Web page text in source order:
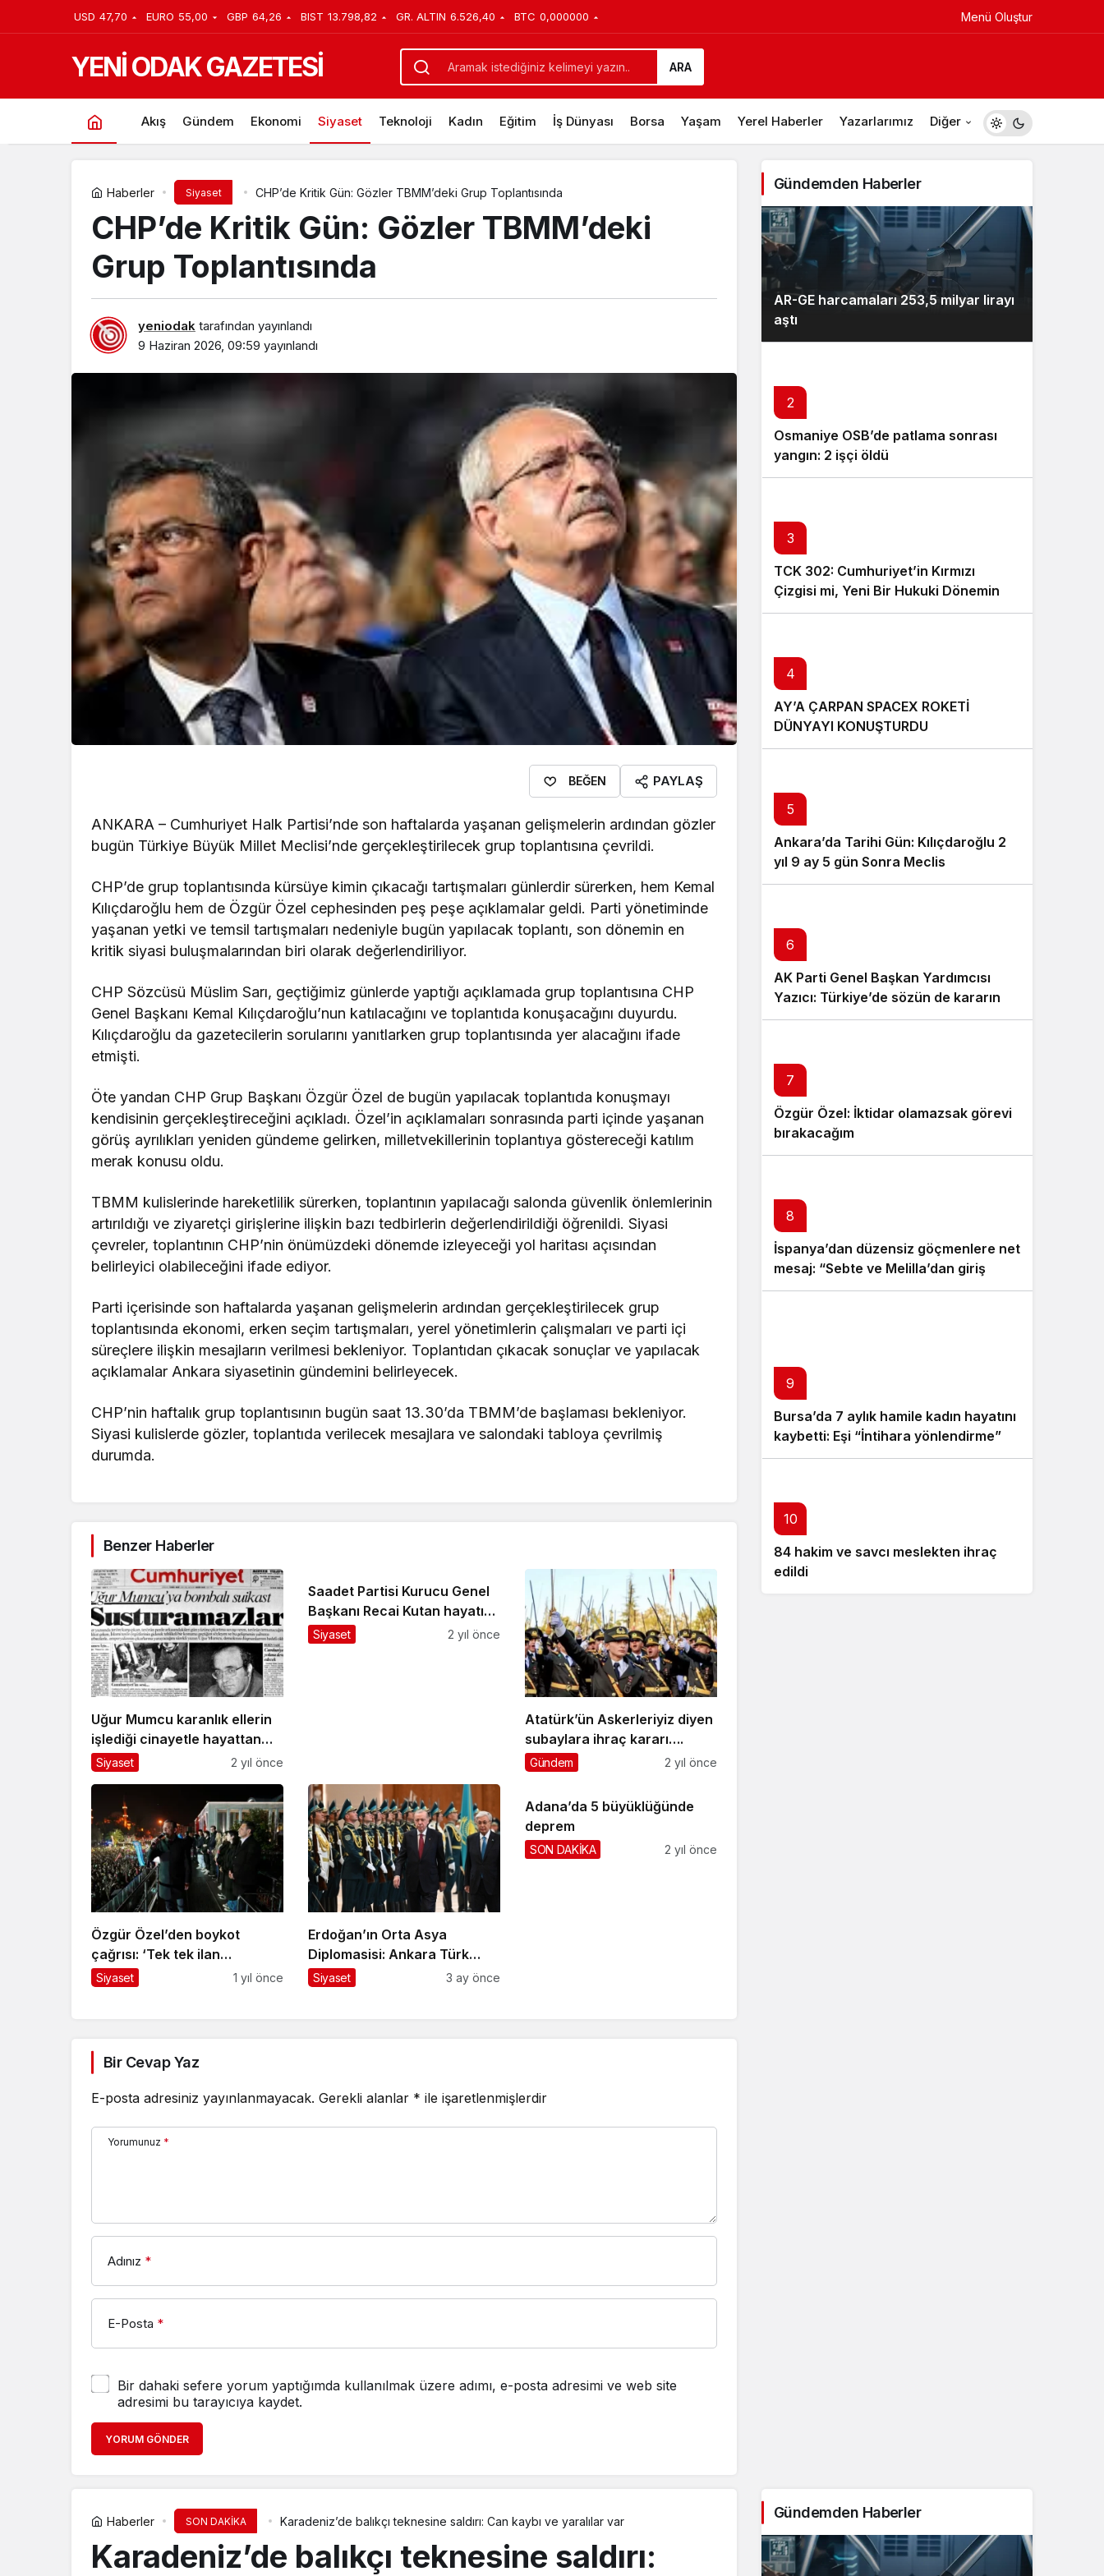
USD 47,70 EURO 55,00 GBP 64,26 BIST 13.798,82 GR. ALTIN 6.526,40 BTC 0,000000 Menü Oluştur
YENİ ODAK GAZETESİ ARA
Akış Gündem Ekonomi Siyaset Teknoloji Kadın Eğitim İş Dünyası Borsa Yaşam Yerel Haberler Yazarlarımız Diğer
Haberler Siyaset CHP’de Kritik Gün: Gözler TBMM’deki Grup Toplantısında
CHP’de Kritik Gün: Gözler TBMM’deki
Grup Toplantısında
yeniodak tarafından yayınlandı
9 Haziran 2026, 09:59 yayınlandı
BEĞEN PAYLAŞ
ANKARA – Cumhuriyet Halk Partisi’nde son haftalarda yaşanan gelişmelerin ardından gözler
bugün Türkiye Büyük Millet Meclisi’nde gerçekleştirilecek grup toplantısına çevrildi.
CHP’de grup toplantısında kürsüye kimin çıkacağı tartışmaları günlerdir sürerken, hem Kemal
Kılıçdaroğlu hem de Özgür Özel cephesinden peş peşe açıklamalar geldi. Parti yönetiminde
yaşanan yetki ve temsil tartışmaları nedeniyle bugün yapılacak toplantı, son dönemin en
kritik siyasi buluşmalarından biri olarak değerlendiriliyor.
CHP Sözcüsü Müslim Sarı, geçtiğimiz günlerde yaptığı açıklamada grup toplantısına CHP
Genel Başkanı Kemal Kılıçdaroğlu’nun katılacağını ve toplantıda konuşacağını duyurdu.
Kılıçdaroğlu da gazetecilerin sorularını yanıtlarken grup toplantısında yer alacağını ifade
etmişti.
Öte yandan CHP Grup Başkanı Özgür Özel de bugün yapılacak toplantıda konuşmayı
kendisinin gerçekleştireceğini açıkladı. Özel’in açıklamaları sonrasında parti içinde yaşanan
görüş ayrılıkları yeniden gündeme gelirken, milletvekillerinin toplantıya göstereceği katılım
merak konusu oldu.
TBMM kulislerinde hareketlilik sürerken, toplantının yapılacağı salonda güvenlik önlemlerinin
artırıldığı ve ziyaretçi girişlerine ilişkin bazı tedbirlerin değerlendirildiği öğrenildi. Siyasi
çevreler, toplantının CHP’nin önümüzdeki dönemde izleyeceği yol haritası açısından
belirleyici olabileceğini ifade ediyor.
Parti içerisinde son haftalarda yaşanan gelişmelerin ardından gerçekleştirilecek grup
toplantısında ekonomi, erken seçim tartışmaları, yerel yönetimlerin çalışmaları ve parti içi
süreçlere ilişkin mesajların verilmesi bekleniyor. Toplantıdan çıkacak sonuçlar ve yapılacak
açıklamalar Ankara siyasetinin gündemini belirleyecek.
CHP’nin haftalık grup toplantısının bugün saat 13.30’da TBMM’de başlaması bekleniyor.
Siyasi kulislerde gözler, toplantıda verilecek mesajlara ve salondaki tabloya çevrilmiş
durumda.
Benzer Haberler
Uğur Mumcu karanlık ellerin
işlediği cinayetle hayattan
koparılmasının yıldönümünde
Siyaset 2 yıl önce
Saadet Partisi Kurucu Genel
Başkanı Recai Kutan hayatını
kaybetti
Siyaset 2 yıl önce
Atatürk’ün Askerleriyiz diyen
subaylara ihraç kararı….
Gündem 2 yıl önce
Özgür Özel’den boykot
çağrısı: ‘Tek tek ilan
edeceğim’
Siyaset 1 yıl önce
Erdoğan’ın Orta Asya
Diplomasisi: Ankara Türk
Dünyasında Yeni Bir Hat
Siyaset 3 ay önce
Adana’da 5 büyüklüğünde
deprem
SON DAKİKA 2 yıl önce
Bir Cevap Yaz
E-posta adresiniz yayınlanmayacak. Gerekli alanlar * ile işaretlenmişlerdir
Yorumunuz *
Adınız *
E-Posta *
Bir dahaki sefere yorum yaptığımda kullanılmak üzere adımı, e-posta adresimi ve web site
adresimi bu tarayıcıya kaydet.
YORUM GÖNDER
Gündemden Haberler
AR-GE harcamaları 253,5 milyar lirayı
aştı
2
Osmaniye OSB’de patlama sonrası
yangın: 2 işçi öldü
3
TCK 302: Cumhuriyet’in Kırmızı
Çizgisi mi, Yeni Bir Hukuki Dönemin
Eşiği mi?
4
AY’A ÇARPAN SPACEX ROKETİ
DÜNYAYI KONUŞTURDU
5
Ankara’da Tarihi Gün: Kılıçdaroğlu 2
yıl 9 ay 5 gün Sonra Meclis
Kürsüsünde, CHP Salonu İnledi!
6
AK Parti Genel Başkan Yardımcısı
Yazıcı: Türkiye’de sözün de kararın da
sahibi millettir
7
Özgür Özel: İktidar olamazsak görevi
bırakacağım
8
İspanya’dan düzensiz göçmenlere net
mesaj: “Sebte ve Melilla’dan giriş
Avrupa’da serbest dolaşım hakkı
9
Bursa’da 7 aylık hamile kadın hayatını
kaybetti: Eşi “İntihara yönlendirme”
suçlamasıyla gözaltında
10
84 hakim ve savcı meslekten ihraç
edildi
Haberler SON DAKİKA Karadeniz’de balıkçı teknesine saldırı: Can kaybı ve yaralılar var
Karadeniz’de balıkçı teknesine saldırı:
Gündemden Haberler